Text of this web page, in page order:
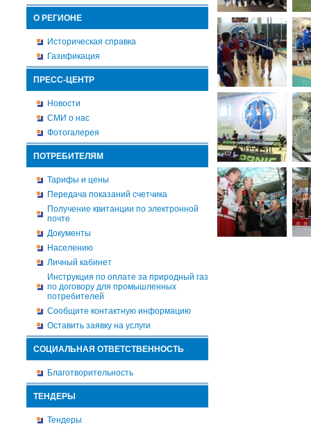
О РЕГИОНЕ
Историческая справка
Газификация
ПРЕСС-ЦЕНТР
Новости
СМИ о нас
Фотогалерея
ПОТРЕБИТЕЛЯМ
Тарифы и цены
Передача показаний счетчика
Получение квитанции по электронной
почте
Документы
Населению
Личный кабинет
Инструкция по оплате за природный газ
по договору для промышленных
потребителей
Сообщите контактную информацию
Оставить заявку на услуги
СОЦИАЛЬНАЯ ОТВЕТСТВЕННОСТЬ
Благотворительность
ТЕНДЕРЫ
Тендеры